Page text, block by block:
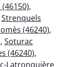
,
Strenquels
(46240),
, Soturac
(46240),
Latronquière